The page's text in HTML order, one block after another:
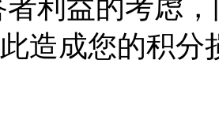
利益的考虑
造成您的积分